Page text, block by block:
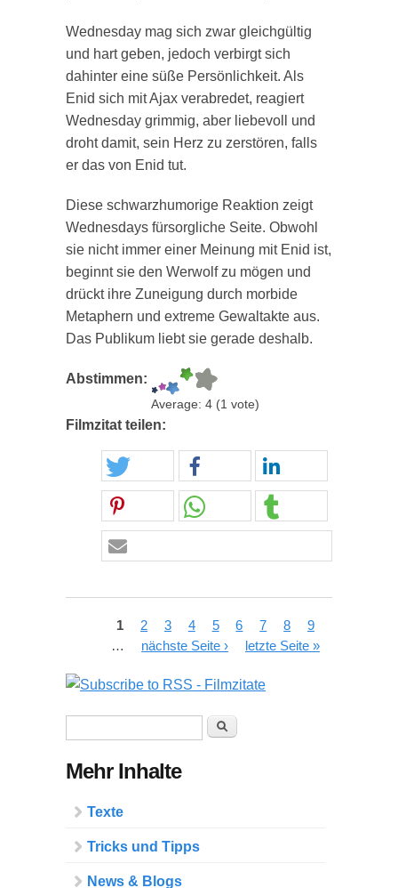
Wednesday mag sich zwar gleichgültig
und hart geben, jedoch verbirgt sich
dahinter eine süße Persönlichkeit. Als
Enid sich mit Ajax verabredet, reagiert
Wednesday grimmig, aber liebevoll und
droht damit, sein Herz zu zerstören, falls
er das von Enid tut.
Diese schwarzhumorige Reaktion zeigt
Wednesdays fürsorgliche Seite. Obwohl
sie nicht immer einer Meinung mit Enid ist,
beginnt sie den Werwolf zu mögen und
drückt ihre Zuneigung durch morbide
Metaphern und extreme Gewaltakte aus.
Das Publikum liebt sie gerade deshalb.
Abstimmen:
Average: 4 (1 vote)
Filmzitat teilen:
Seiten
1 2 3 4 5 6 7 8
9
…
nächste Seite › letzte Seite »
Suche
Mehr Inhalte
Texte
Tricks und Tipps
News & Blogs